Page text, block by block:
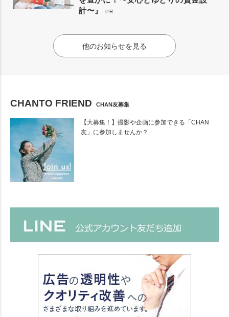
計〜』
PR
他のお知らせを見る
CHANTO FRIEND CHAN友募集
【大募集！】撮影や企画に参加できる「CHAN
友」に参加しませんか？